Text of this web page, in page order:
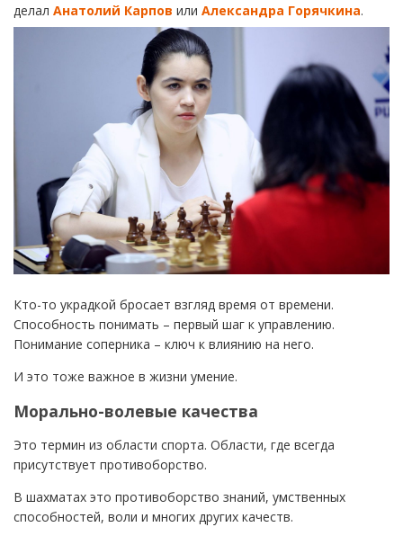
делал Анатолий Карпов или Александра Горячкина.
Кто-то украдкой бросает взгляд время от времени.
Способность понимать – первый шаг к управлению.
Понимание соперника – ключ к влиянию на него.
И это тоже важное в жизни умение.
Морально-волевые качества
Это термин из области спорта. Области, где всегда
присутствует противоборство.
В шахматах это противоборство знаний, умственных
способностей, воли и многих других качеств.